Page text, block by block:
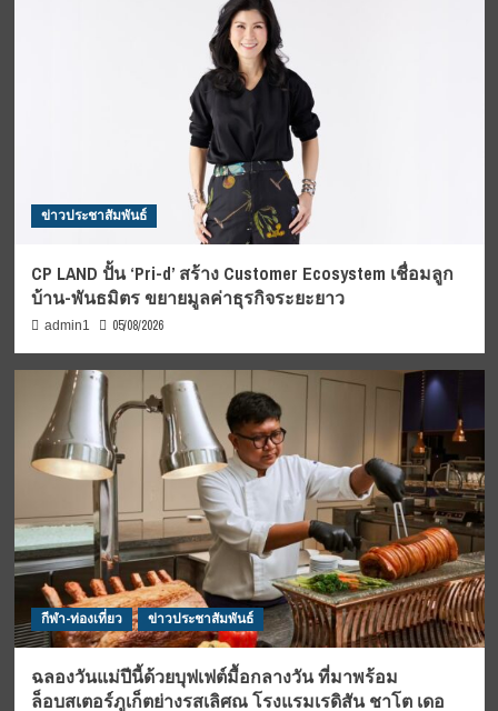
ข่าวประชาสัมพันธ์
CP LAND ปั้น ‘Pri-d’ สร้าง Customer Ecosystem เชื่อมลูก
บ้าน-พันธมิตร ขยายมูลค่าธุรกิจระยะยาว
admin1 05/08/2026
กีฬา-ท่องเที่ยว ข่าวประชาสัมพันธ์
ฉลองวันแม่ปีนี้ด้วยบุฟเฟต์มื้อกลางวัน ที่มาพร้อม
ล็อบสเตอร์ภูเก็ตย่างรสเลิศณ โรงแรมเรดิสัน ชาโต เดอ